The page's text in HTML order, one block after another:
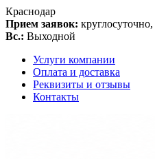
Краснодар
Прием заявок: круглосуточно,
Вс.: Выходной
Услуги компании
Оплата и доставка
Реквизиты и отзывы
Контакты